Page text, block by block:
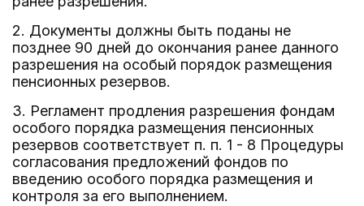
2. Документы должны быть поданы не
позднее 90 дней до окончания ранее данного
разрешения на особый порядок размещения
пенсионных резервов.
3. Регламент продления разрешения фондам
особого порядка размещения пенсионных
резервов соответствует п. п. 1 - 8 Процедуры
согласования предложений фондов по
введению особого порядка размещения и
контроля за его выполнением.